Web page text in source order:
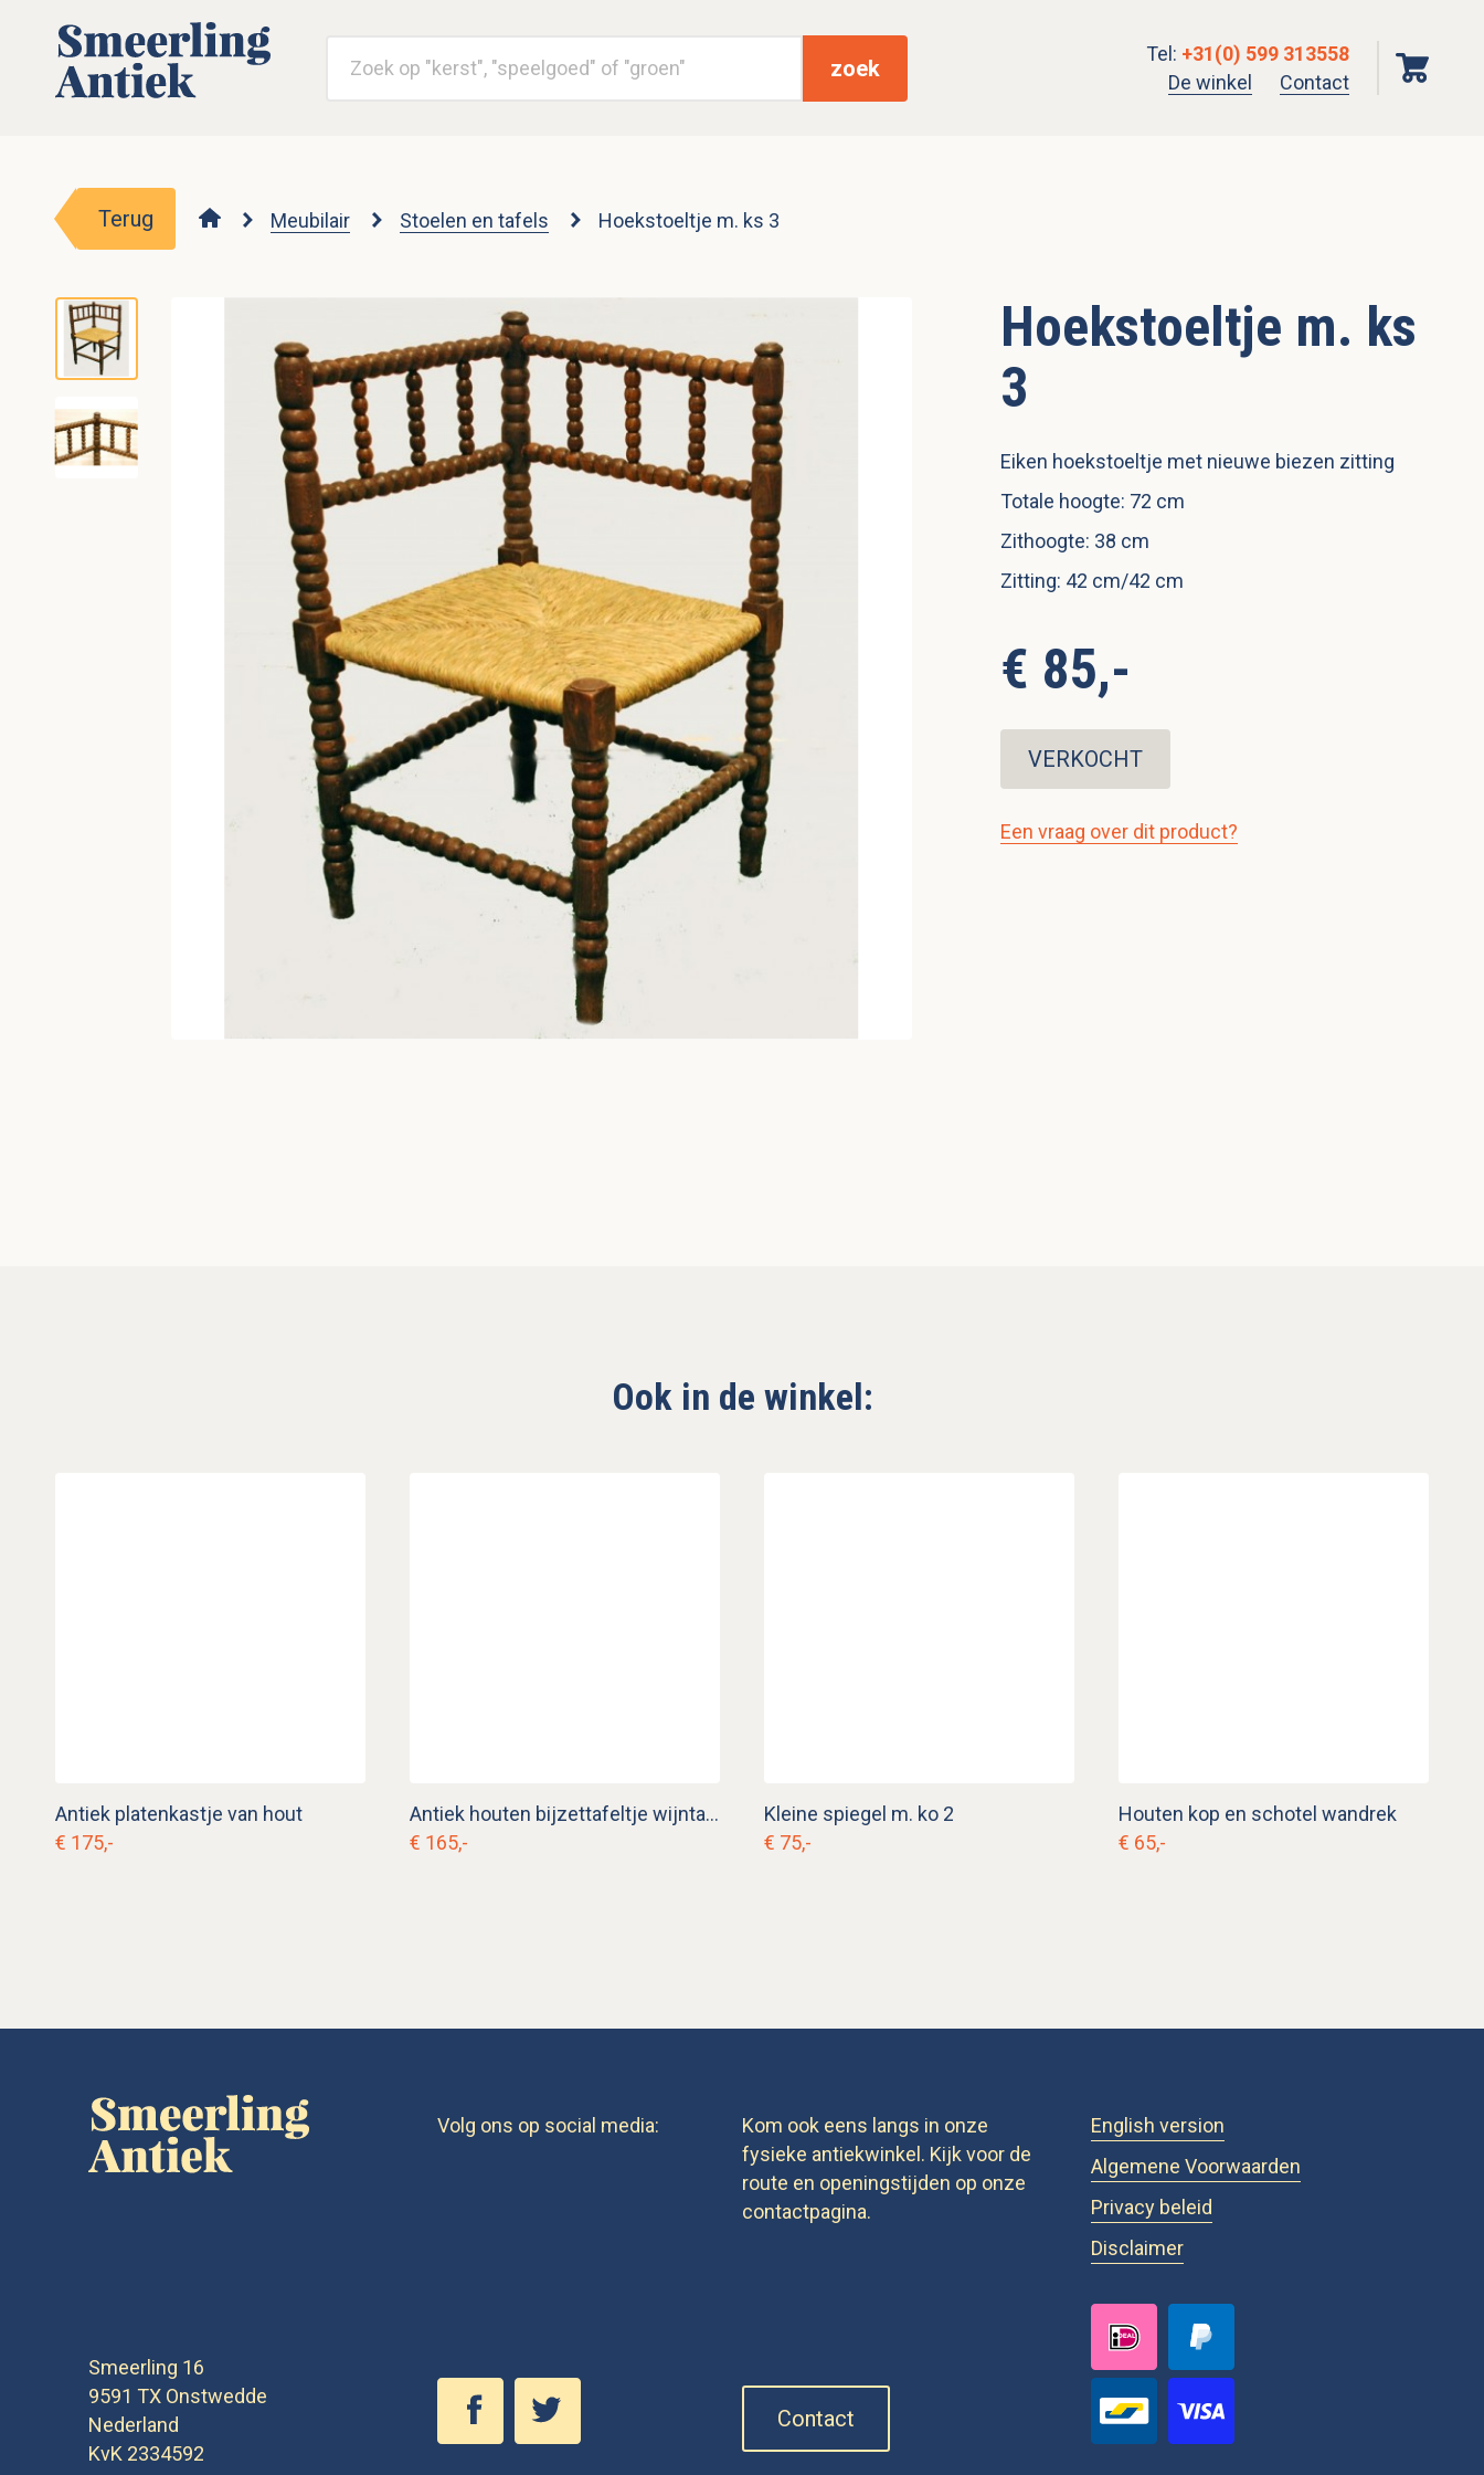
zoek
Tel: +31(0) 599 313558
De winkel
Contact
Terug Meubilair Stoelen en tafels Hoekstoeltje m. ks 3
Hoekstoeltje m. ks
3
Eiken hoekstoeltje met nieuwe biezen zitting
Totale hoogte: 72 cm
Zithoogte: 38 cm
Zitting: 42 cm/42 cm
€ 85,-
VERKOCHT
Een vraag over dit product?
Ook in de winkel:
Antiek platenkastje van hout
€ 175,-
Antiek houten bijzettafeltje wijntafeltje
€ 165,-
Kleine spiegel m. ko 2
€ 75,-
Houten kop en schotel wandrek
€ 65,-
Smeerling 16
9591 TX Onstwedde
Nederland
KvK 2334592
Volg ons op social media:
Kom ook eens langs in onze
fysieke antiekwinkel. Kijk voor de
route en openingstijden op onze
contactpagina.
Contact
English version
Algemene Voorwaarden
Privacy beleid
Disclaimer